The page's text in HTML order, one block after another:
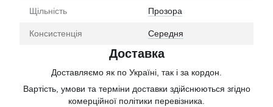
Щільність Прозора
Консистенція Середня
Доставка
Доставляємо як по Україні, так і за кордон.
Вартість, умови та терміни доставки здійснюються згідно
комерційної політики перевізника.